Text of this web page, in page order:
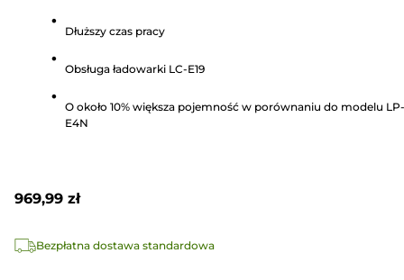
gwiazdek.
Recenzji
Dłuższy czas pracy
Obsługa ładowarki LC-E19
O około 10% większa pojemność w porównaniu do modelu LP-
E4N
969,99 zł
Bezpłatna dostawa standardowa